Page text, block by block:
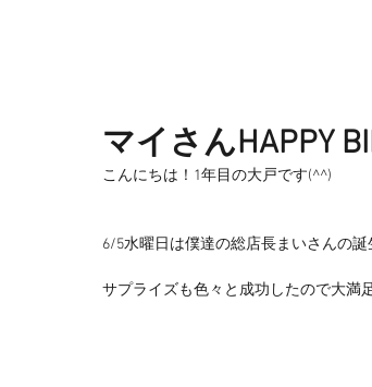
マイさんHAPPY
こんにちは！1年目の大戸です(^^)
6/5水曜日は僕達の総店長まいさんの
サプライズも色々と成功したので大満